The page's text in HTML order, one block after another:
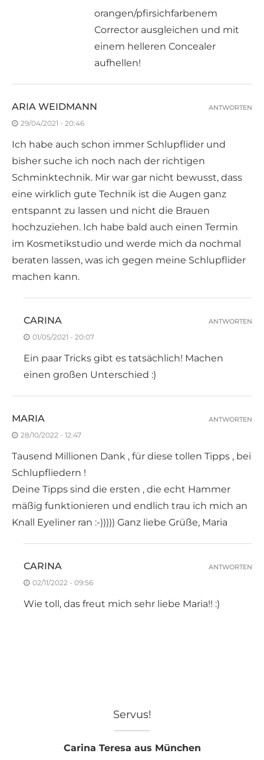
orangen/pfirsichfarbenem
Corrector ausgleichen und mit
einem helleren Concealer
aufhellen!
ARIA WEIDMANN
29/04/2021 - 20:46
Ich habe auch schon immer Schlupflider und
bisher suche ich noch nach der richtigen
Schminktechnik. Mir war gar nicht bewusst, dass
eine wirklich gute Technik ist die Augen ganz
entspannt zu lassen und nicht die Brauen
hochzuziehen. Ich habe bald auch einen Termin
im Kosmetikstudio und werde mich da nochmal
beraten lassen, was ich gegen meine Schlupflider
machen kann.
ANTWORTEN
CARINA
01/05/2021 - 20:07
Ein paar Tricks gibt es tatsächlich! Machen
einen großen Unterschied :)
ANTWORTEN
MARIA
28/10/2022 - 12:47
Tausend Millionen Dank , für diese tollen Tipps , bei
Schlupfliedern !
Deine Tipps sind die ersten , die echt Hammer
mäßig funktionieren und endlich trau ich mich an
Knall Eyeliner ran :-))))) Ganz liebe Grüße, Maria
ANTWORTEN
CARINA
02/11/2022 - 09:56
Wie toll, das freut mich sehr liebe Maria!! :)
ANTWORTEN
Servus!
Carina Teresa aus München